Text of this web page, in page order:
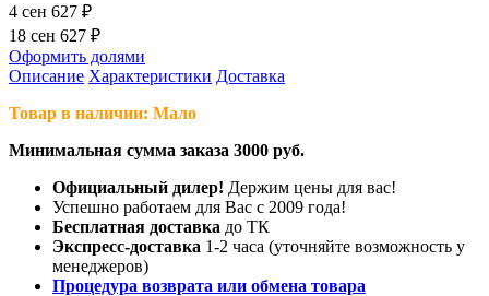
4 сен 627 ₽
18 сен 627 ₽
Оформить долями
Описание Характеристики Доставка
Товар в наличии: Мало
Минимальная сумма заказа 3000 руб.
Официальный дилер! Держим цены для вас!
Успешно работаем для Вас с 2009 года!
Бесплатная доставка до ТК
Экспресс-доставка 1-2 часа (уточняйте возможность у
менеджеров)
Процедура возврата или обмена товара